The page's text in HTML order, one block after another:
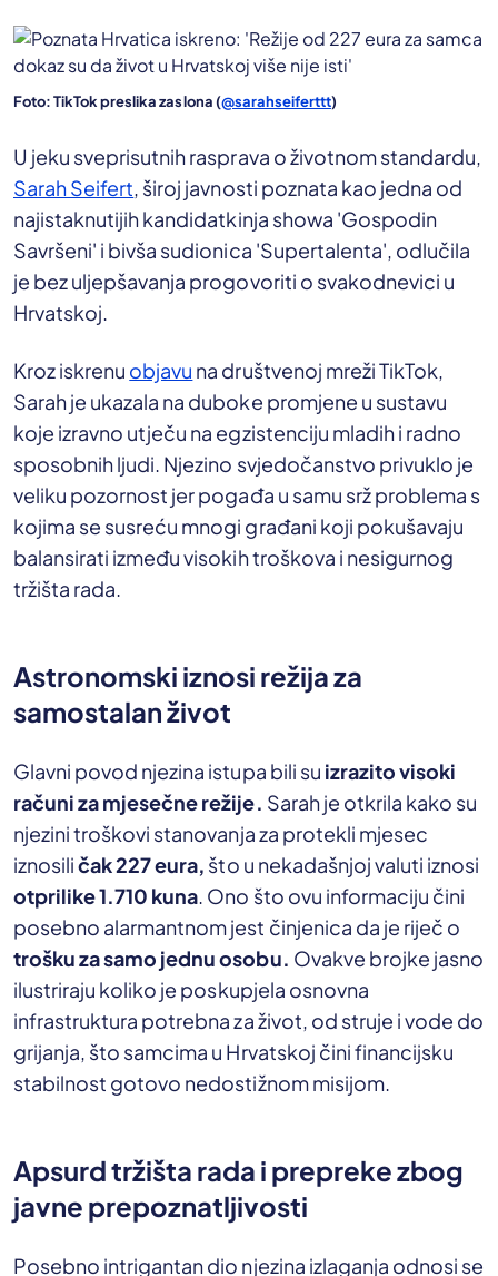
Foto: TikTok preslika zaslona (@sarahseiferttt)
U jeku sveprisutnih rasprava o životnom standardu,
Sarah Seifert, široj javnosti poznata kao jedna od
najistaknutijih kandidatkinja showa 'Gospodin
Savršeni' i bivša sudionica 'Supertalenta', odlučila
je bez uljepšavanja progovoriti o svakodnevici u
Hrvatskoj.
Kroz iskrenu objavu na društvenoj mreži TikTok,
Sarah je ukazala na duboke promjene u sustavu
koje izravno utječu na egzistenciju mladih i radno
sposobnih ljudi. Njezino svjedočanstvo privuklo je
veliku pozornost jer pogađa u samu srž problema s
kojima se susreću mnogi građani koji pokušavaju
balansirati između visokih troškova i nesigurnog
tržišta rada.
Astronomski iznosi režija za
samostalan život
Glavni povod njezina istupa bili su izrazito visoki
računi za mjesečne režije. Sarah je otkrila kako su
njezini troškovi stanovanja za protekli mjesec
iznosiličak 227 eura, što u nekadašnjoj valuti iznosi
otprilike 1.710 kuna. Ono što ovu informaciju čini
posebno alarmantnom jest činjenica da je riječ o
trošku za samo jednu osobu. Ovakve brojke jasno
ilustriraju koliko je poskupjela osnovna
infrastruktura potrebna za život, od struje i vode do
grijanja, što samcima u Hrvatskoj čini financijsku
stabilnost gotovo nedostižnom misijom.
Apsurd tržišta rada i prepreke zbog
javne prepoznatljivosti
Posebno intrigantan dio njezina izlaganja odnosi se